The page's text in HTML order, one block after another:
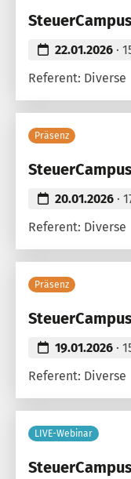
22.01.2026 ·
Referent: Diverse
Präsenz
20.01.2026 ·
Referent: Diverse
Präsenz
19.01.2026 ·
Referent: Diverse
LIVE-Webinar